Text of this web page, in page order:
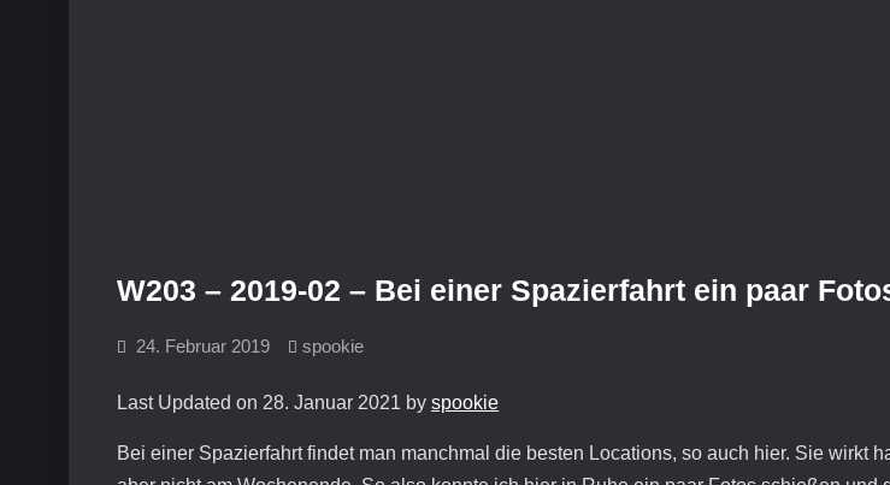
W203 – 2019-02 – Bei einer Spazierfahrt ein paar
24. Februar 2019 spookie
Last Updated on 28. Januar 2021 by spookie
Bei einer Spazierfahrt findet man manchmal die besten Locations, so auch hier. Sie wirkt